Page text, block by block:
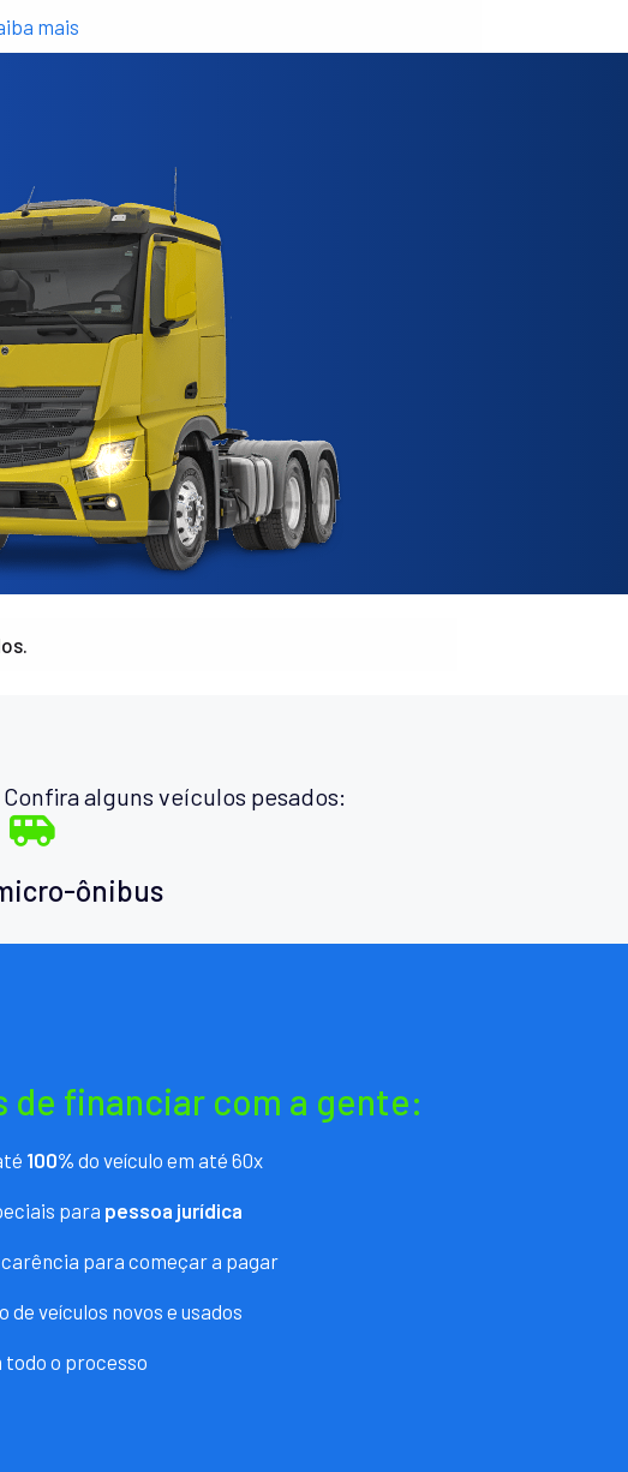
mais
alguns veículos pesados:
ônibus
de financiar com a gente:
100% do veículo em até 60x
para pessoa jurídica
carência para começar a pagar
de veículos novos e usados
todo o processo